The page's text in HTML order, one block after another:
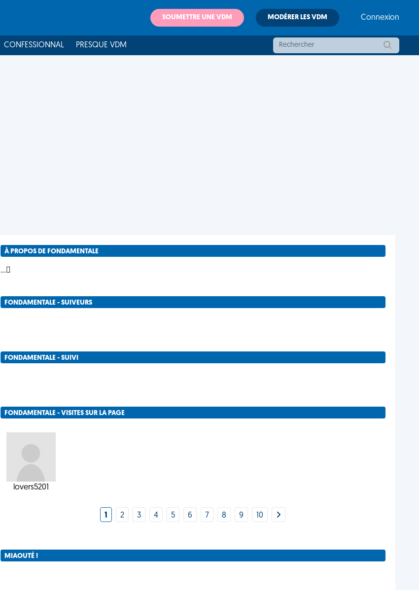
SOUMETTRE UNE VDM MODÉRER LES VDM Connexion
CONFESSIONNAL PRESQUE VDM
À PROPOS DE FONDAMENTALE
...
FONDAMENTALE - SUIVEURS
FONDAMENTALE - SUIVI
FONDAMENTALE - VISITES SUR LA PAGE
lovers5201
1 2 3 4 5 6 7 8 9 10
MIAOUTÉ !